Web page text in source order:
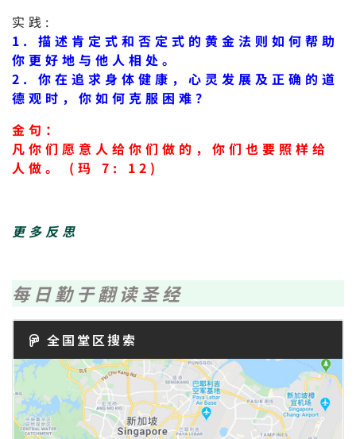
实践:
1. 描述肯定式和否定式的黄金法则如何帮助
你更好地与他人相处。
2. 你在追求身体健康，心灵发展及正确的道
德观时，你如何克服困难？
金句：
凡你们愿意人给你们做的，你们也要照样给
人做。 (玛 7: 12)
更多反思
每日勤于翻读圣经
全国堂区搜索